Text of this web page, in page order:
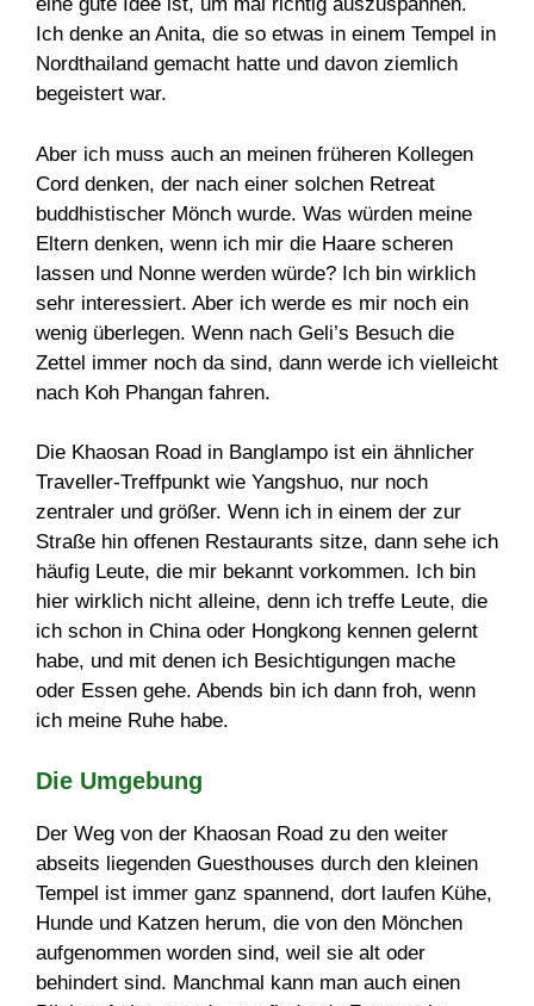
eine gute Idee ist, um mal richtig auszuspannen.
Ich denke an Anita, die so etwas in einem Tempel in
Nordthailand gemacht hatte und davon ziemlich
begeistert war.
Aber ich muss auch an meinen früheren Kollegen
Cord denken, der nach einer solchen Retreat
buddhistischer Mönch wurde. Was würden meine
Eltern denken, wenn ich mir die Haare scheren
lassen und Nonne werden würde? Ich bin wirklich
sehr interessiert. Aber ich werde es mir noch ein
wenig überlegen. Wenn nach Geli’s Besuch die
Zettel immer noch da sind, dann werde ich vielleicht
nach Koh Phangan fahren.
Die Khaosan Road in Banglampo ist ein ähnlicher
Traveller-Treffpunkt wie Yangshuo, nur noch
zentraler und größer. Wenn ich in einem der zur
Straße hin offenen Restaurants sitze, dann sehe ich
häufig Leute, die mir bekannt vorkommen. Ich bin
hier wirklich nicht alleine, denn ich treffe Leute, die
ich schon in China oder Hongkong kennen gelernt
habe, und mit denen ich Besichtigungen mache
oder Essen gehe. Abends bin ich dann froh, wenn
ich meine Ruhe habe.
Die Umgebung
Der Weg von der Khaosan Road zu den weiter
abseits liegenden Guesthouses durch den kleinen
Tempel ist immer ganz spannend, dort laufen Kühe,
Hunde und Katzen herum, die von den Mönchen
aufgenommen worden sind, weil sie alt oder
behindert sind. Manchmal kann man auch einen